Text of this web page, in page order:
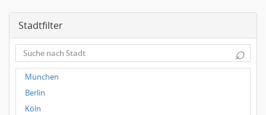
Stadtfilter
⌕
München
Berlin
Köln